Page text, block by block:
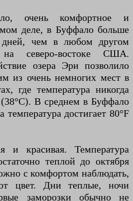
очень комфортное и
деле, в Буффало больше
дней, чем в любом другом
северо-востоке США.
озера Эри позволило
из очень немногих мест в
где температура никогда
(38°C). В среднем в Буффало
температура достигает 80°F
и красивая. Температура
теплой до октября
с комфортом наблюдать,
цвет. Дни теплые, ночи
заморозки обычно не